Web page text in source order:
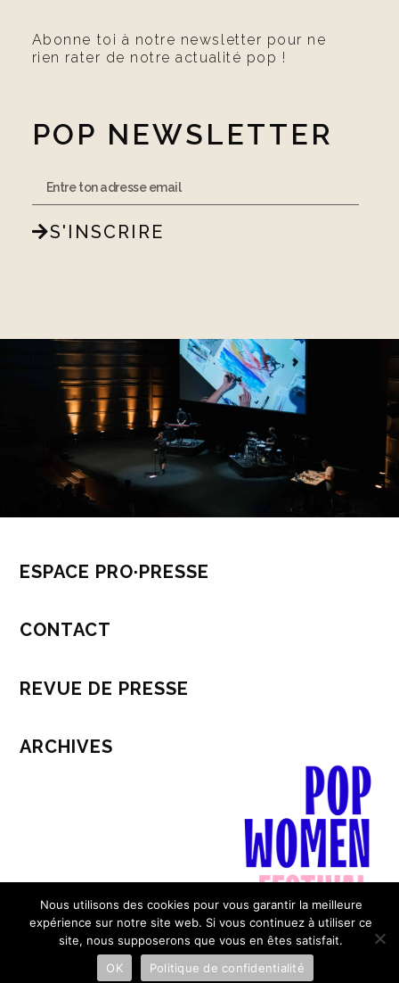
Abonne toi à notre newsletter pour ne
rien rater de notre actualité pop !
POP NEWSLETTER
S'INSCRIRE
ESPACE PRO·PRESSE
CONTACT
REVUE DE PRESSE
ARCHIVES
Mentions légales & Politique de confidentialité
Nous utilisons des cookies pour vous garantir la meilleure
expérience sur notre site web. Si vous continuez à utiliser ce
site, nous supposerons que vous en êtes satisfait.
OK
Politique de confidentialité